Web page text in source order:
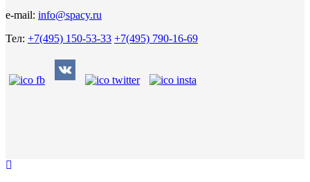
e-mail: info@spacy.ru
Тел: +7(495) 150-53-33 +7(495) 790-16-69